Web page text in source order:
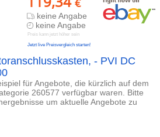
keine Angabe
keine Angabe
Preis kann jetzt höher sein
Jetzt live Preisvergleich starten!
- PVI DC
für Angebote, die kürzlich auf dem
260577 verfügbar waren. Bitte
um aktuelle Angebote zu